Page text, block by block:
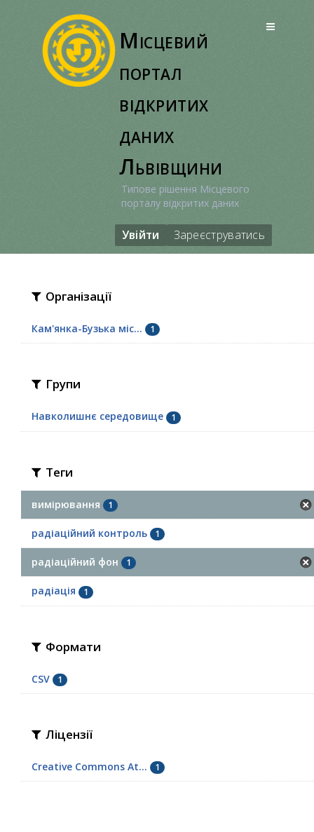
Місцевий
портал
відкритих
даних
Львівщини
Типове рішення Місцевого
порталу відкритих даних
Увійти Зареєструватись
Організації
Кам'янка-Бузька міс... 1
Групи
Навколишнє середовище 1
Теги
вимірювання 1
радіаційний контроль 1
радіаційний фон 1
радіація 1
Формати
CSV 1
Ліцензії
Creative Commons At... 1